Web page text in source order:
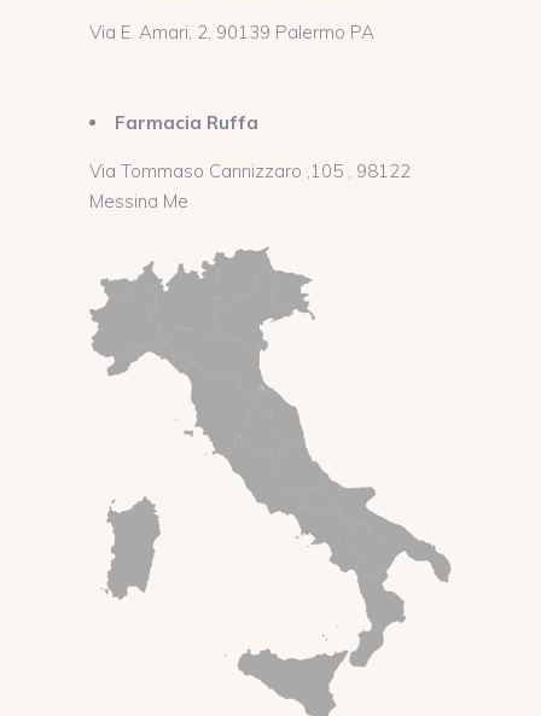
Via E. Amari, 2, 90139 Palermo PA
Farmacia Ruffa
Via Tommaso Cannizzaro ,105 , 98122
Messina Me